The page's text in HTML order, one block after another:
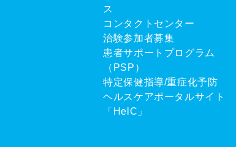
ス
コンタクトセンター
治験参加者募集
患者サポートプログラム
（PSP）
特定保健指導/重症化予防
ヘルスケアポータルサイト
「HelC」